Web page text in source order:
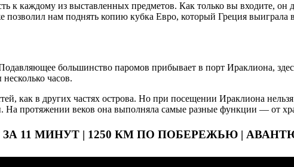
к каждому из выставленных предметов. Как только вы входите,
позволил нам поднять копию кубка Евро, который Греция выиграла
большинство паромов прибывает в порт Ираклиона,
часов.
как в других частях острова. Но при посещении Ираклиона
На протяжении веков она выполняла самые разные функции — от
11 МИНУТ | 1250 КМ ПО ПОБЕРЕЖЬЮ |